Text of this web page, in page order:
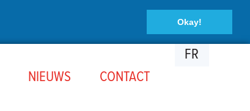
Okay!
NIEUWS CONTACT
FR